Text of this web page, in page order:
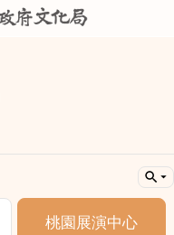
桃園展演中心